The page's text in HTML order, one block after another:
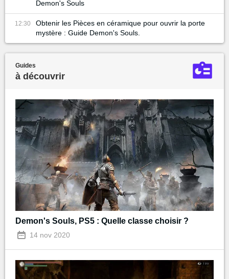
Demon's Souls
12:30
Obtenir les Pièces en céramique pour ouvrir la porte
mystère : Guide Demon's Souls.
Guides
à découvrir
Demon's Souls, PS5 : Quelle classe choisir ?
14 nov 2020